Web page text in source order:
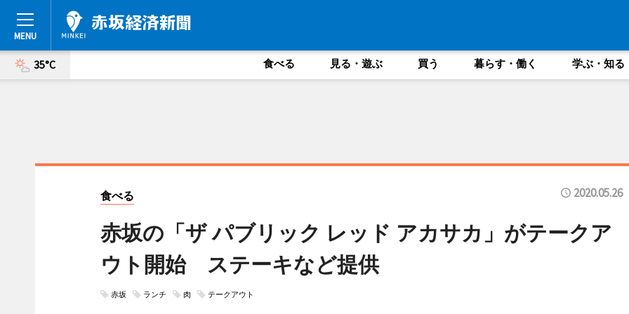
35°C 食べる 見る・遊ぶ 買う 暮らす・働く 学ぶ・知る
食べる 2020.05.26
赤坂の「ザ パブリック レッド アカサカ」がテークア
ウト開始 ステーキなど提供
赤坂 ランチ 肉 テークアウト